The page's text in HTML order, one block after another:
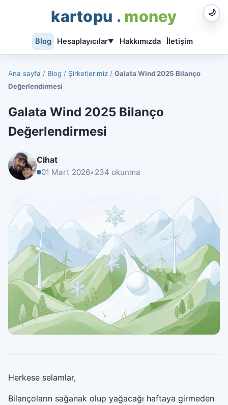
kartopu . money 🌙
Blog Hesaplayıcılar▼ Hakkımızda İletişim
Ana sayfa / Blog / Şirketlerimiz / Galata Wind 2025 Bilanço
Değerlendirmesi
Galata Wind 2025 Bilanço
Değerlendirmesi
Cihat
01 Mart 2026•234 okunma
Herkese selamlar,
Bilançoların sağanak olup yağacağı haftaya girmeden